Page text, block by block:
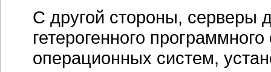
С другой стороны, серверы
гетерогенного
операционных систем,